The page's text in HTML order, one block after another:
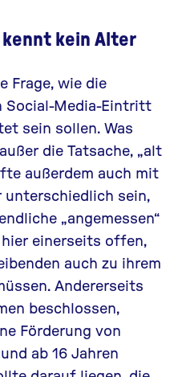
kein Alter
Frage, wie die
Social-Media-Eintritt
sein sollen. Was
die Tatsache, „alt
außerdem auch mit
unterschiedlich sein,
„angemessen“
einerseits offen,
auch zu ihrem
Andererseits
beschlossen,
Förderung von
ab 16 Jahren